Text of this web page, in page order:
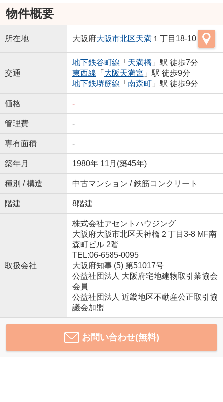
物件概要
所在地 大阪府大阪市北区天満１丁目18-10
交通
地下鉄谷町線 「 天満橋 」駅 徒歩7分
東西線 「 大阪天満宮 」駅 徒歩9分
地下鉄堺筋線 「 南森町」駅 徒歩9分
価格 -
管理費 -
専有面積 -
築年月 1980年 11月(築45年)
種別 / 構造 中古マンション / 鉄筋コンクリート
階建 8階建
取扱会社
株式会社アセントハウジング
大阪府大阪市北区天神橋２丁目3-8 MF南
森町ビル 2階
TEL:06-6585-0095
大阪府知事 (5) 第51017号
公益社団法人 大阪府宅地建物取引業協会
会員
公益社団法人 近畿地区不動産公正取引協
議会加盟
お問い合わせ(無料)